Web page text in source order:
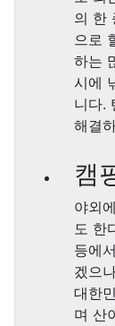
의 한
으로
하는
시에
니다.
해결
캠
야외
도 한
등에
겠으
대한
며 산